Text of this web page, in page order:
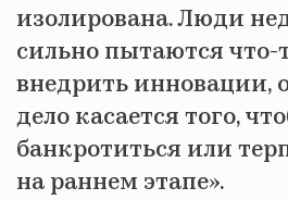
изолирована. Люди
сильно пытаются что-
внедрить инновации,
дело касается того,
банкротиться или
на раннем этапе».